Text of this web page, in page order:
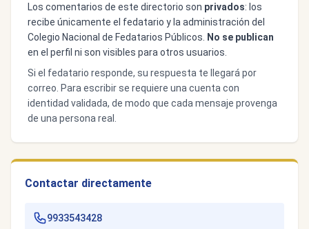
Los comentarios de este directorio son privados: los
recibe únicamente el fedatario y la administración del
Colegio Nacional de Fedatarios Públicos.
No se publican
en el perfil ni son visibles para otros usuarios.
Si el fedatario responde, su respuesta te llegará por
correo. Para escribir se requiere una cuenta con
identidad validada, de modo que cada mensaje provenga
de una persona real.
Contactar directamente
9933543428